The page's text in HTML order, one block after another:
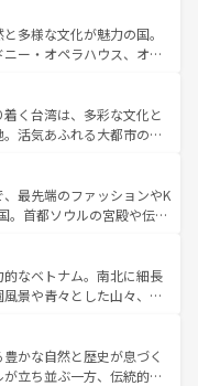
と美食が融合した独特の
各地域で異なる魅力を楽
歴史を感じることができ
リカ
ほしい。
の観光地といえばオアフ
マウイ島やカウアイ島が
輝く海をはじめ、豊かな
を迎えてくれるハワイの
ハワイアンミュージッ
べてがハワイの魅力を彩
報
しい。
多様な文化が魅力の国。
ー・オペラハウス、オー
るウルル（エアーズロッ
やケアンズの熱帯雨林な
カフェやワイン、オージ
おり、サーフィンやダイ
ドア好きにはたまらな
を存分に味わいつくそ
く台湾は、多彩な文化と
活気あふれる大都市の台
湾東部など、都市の喧騒
訪れる人に新しい発見と
奥深い台湾の食文化も魅
、バラエティ豊かな料理
湾情報は コンテンツ一覧を参
最先端のファッションやK
。首都ソウルの宮殿や伝統
の自然美を楽しむことが
絶品のストリートフード
ている。夜には、韓国な
彩な魅力を心ゆくまで味
なお、新着の韓国情報はコンテンツ一
なベトナム。南北に細長
景や青々とした山々、世
ハノイの古い町並みやホ
建物も、独特の雰囲気を
ィの豊かさとおいしさで
かな自然と歴史が息づく
立ち並ぶ一方、伝統的な